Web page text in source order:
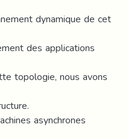
dynamique de cet
des applications
topologie, nous avons
asynchrones